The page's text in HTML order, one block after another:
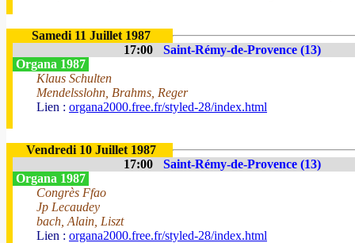
Samedi 11 Juillet 1987
17:00
Saint-Rémy-de-Provence (13)
Organa 1987
Klaus Schulten
Mendelsslohn, Brahms, Reger
Lien : organa2000.free.fr/styled-28/index.html
Vendredi 10 Juillet 1987
17:00
Saint-Rémy-de-Provence (13)
Organa 1987
Congrès Ffao
Jp Lecaudey
bach, Alain, Liszt
Lien : organa2000.free.fr/styled-28/index.html